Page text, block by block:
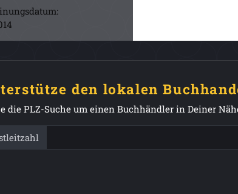
den lokalen
die PLZ-Suche um einen Buchhändler in Deiner